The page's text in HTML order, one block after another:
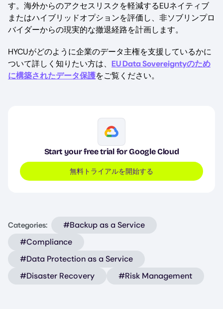
す。海外からのアクセスリスクを軽減するEUネイティブ
またはハイブリッドオプションを評価し、非ソブリンプロ
バイダーからの現実的な撤退経路を計画します。
HYCUがどのように企業のデータ主権を支援しているかに
ついて詳しく知りたい方は、 EU Data Sovereigntyのため
に構築されたデータ保護をご覧ください。
Image
Start your free trial for Google Cloud
無料トライアルを開始する
Categories:
#Backup as a Service
#Compliance
#Data Protection as a Service
#Disaster Recovery
#Risk Management